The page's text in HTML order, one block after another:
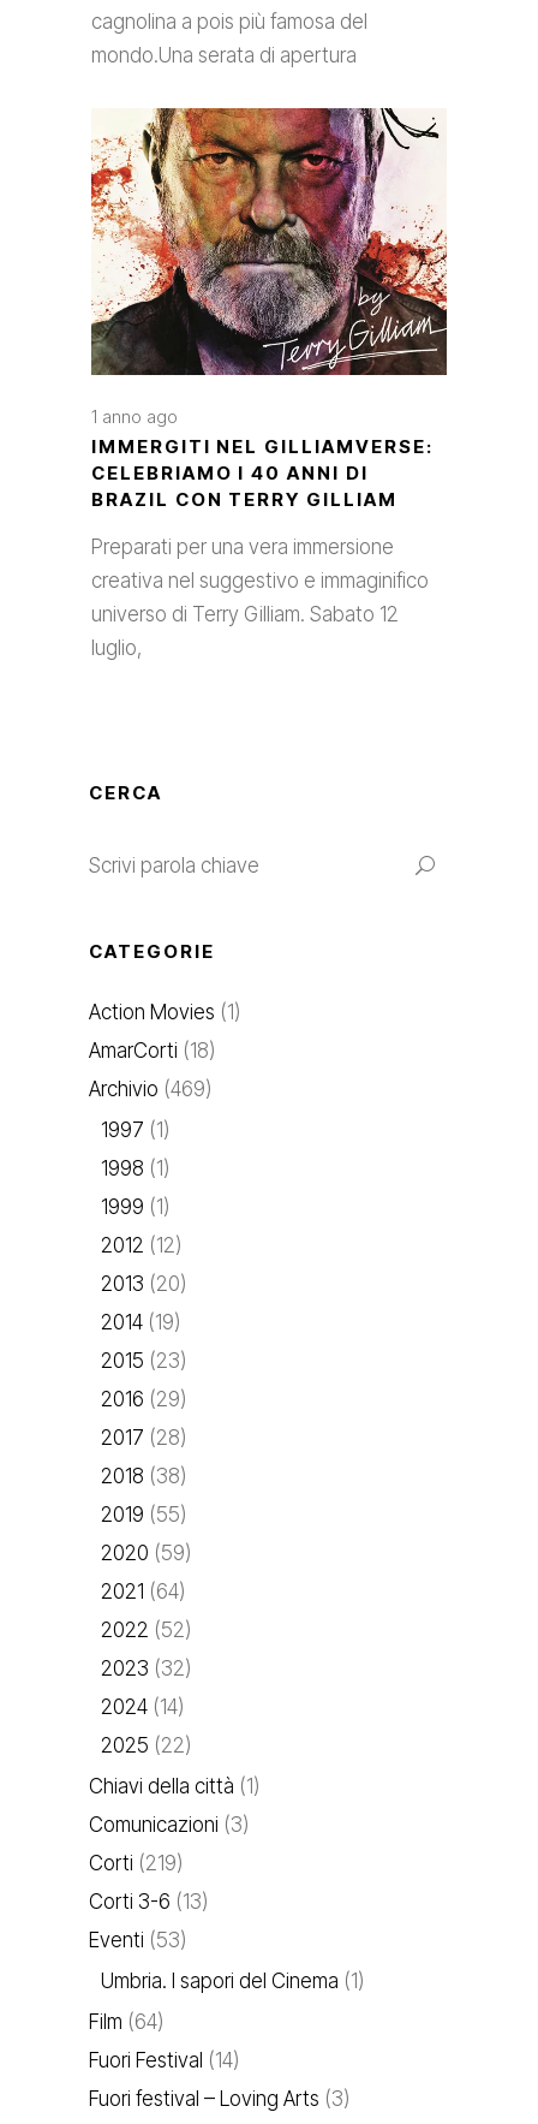
cagnolina a pois più famosa del
mondo.Una serata di apertura
1 anno ago
IMMERGITI NEL GILLIAMVERSE:
CELEBRIAMO I 40 ANNI DI
BRAZIL CON TERRY GILLIAM
Preparati per una vera immersione
creativa nel suggestivo e immaginifico
universo di Terry Gilliam. Sabato 12
luglio,
CERCA
CATEGORIE
Action Movies (1)
AmarCorti (18)
Archivio (469)
1997 (1)
1998 (1)
1999 (1)
2012 (12)
2013 (20)
2014 (19)
2015 (23)
2016 (29)
2017 (28)
2018 (38)
2019 (55)
2020 (59)
2021 (64)
2022 (52)
2023 (32)
2024 (14)
2025 (22)
Chiavi della città (1)
Comunicazioni (3)
Corti (219)
Corti 3-6 (13)
Eventi (53)
Umbria. I sapori del Cinema (1)
Film (64)
Fuori Festival (14)
Fuori festival – Loving Arts (3)